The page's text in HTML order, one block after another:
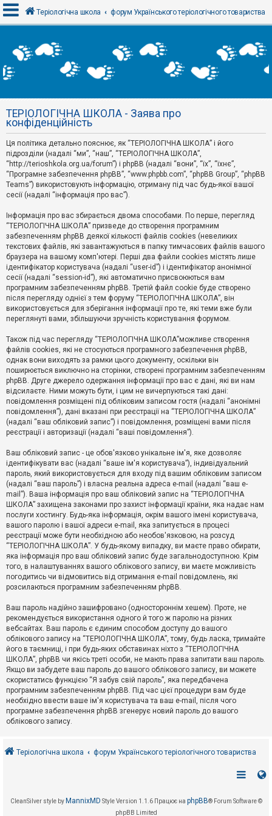
х
і
Р
е
с
т
р
а
ц
і
я
Т
е
м
и
б
е
з
в
і
д
о
і
д
е
й
А
т
и
в
е
м
и
П
о
ш
у
Д
о
м
о
г
Теріологічна школа форум Українського теріологічного товариства
ТЕРІОЛОГІЧНА ШКОЛА - Заява про
конфіденційність
Ця політика детально пояснює, як “ТЕРІОЛОГІЧНА ШКОЛА” і його
підрозділи (надалі “ми”, “наш”, “ТЕРІОЛОГІЧНА ШКОЛА”,
“http://terioshkola.org.ua/forum”) і phpBB (надалі “вони”, “їх”, “їхнє”,
“Програмне забезпечення phpBB”, “www.phpbb.com”, “phpBB Group”, “phpBB
Teams”) використовують інформацію, отриману під час будь-якої вашої
сесії (надалі “інформація про вас”).
Інформація про вас збирається двома способами. По перше, перегляд
“ТЕРІОЛОГІЧНА ШКОЛА” призведе до створення програмним
забезпеченням phpBB деякої кількості файлів cookies (невеликих
текстових файлів, які завантажуються в папку тимчасових файлів вашого
браузера на вашому комп'ютері. Перші два файли cookies містять лише
ідентифікатор користувача (надалі “user-id”) і ідентифікатор анонімної
сесії (надалі “session-id”), які автоматично присвоюються вам
програмним забезпеченням phpBB. Третій файл cookie буде створено
після перегляду однієї з тем форуму “ТЕРІОЛОГІЧНА ШКОЛА”, він
використовується для зберігання інформації про те, які теми вже були
переглянуті вами, збільшуючи зручність користування форумом.
Також під час перегляду “ТЕРІОЛОГІЧНА ШКОЛА”можливе створення
файлів cookies, які не стосуються програмного забезпечення phpBB,
однак вони виходять за рамки цього документу, оскільки він
поширюється виключно на сторінки, створені програмним забезпеченням
phpBB. Друге джерело одержання інформації про вас є дані, які ви нам
відсилаєте. Ними можуть бути, і цим не вичерпуються такі дані:
повідомлення розміщені під обліковим записом гостя (надалі “анонімні
повідомлення”), дані вказані при реєстрації на “ТЕРІОЛОГІЧНА ШКОЛА”
(надалі “ваш обліковий запис”) і повідомлення, розміщені вами після
реєстрації і авторизації (надалі “ваші повідомлення”).
Ваш обліковий запис - це обов'язково унікальне ім'я, яке дозволяє
ідентифікувати вас (надалі “ваше ім'я користувача”), індивідуальний
пароль, який використовується для входу під вашим обліковим записом
(надалі “ваш пароль”) і власна реальна адреса e-mail (надалі “ваш e-
mail”). Ваша інформація про ваш обліковий запис на “ТЕРІОЛОГІЧНА
ШКОЛА” захищена законами про захист інформації країни, яка надає нам
послуги хостингу. Будь-яка інформація, окрім вашого імені користувача,
вашого паролю і вашої адреси e-mail, яка запитується в процесі
реєстрації може бути необхідною або необов'язковою, на розсуд
“ТЕРІОЛОГІЧНА ШКОЛА”. У будь-якому випадку, ви маєте право обирати,
яка інформація про ваш обліковий запис буде загальнодоступною. Крім
того, в налаштуваннях вашого облікового запису, ви маєте можливість
погодитись чи відмовитись від отримання e-mail повідомлень, які
розсилаються програмним забезпеченням phpBB.
Ваш пароль надійно зашифровано (одностороннім хешем). Проте, не
рекомендується використання одного й того ж паролю на різних
вебсайтах. Ваш пароль є єдиним способом доступу до вашого
облікового запису на “ТЕРІОЛОГІЧНА ШКОЛА”, тому, будь ласка, тримайте
його в таємниці, і при будь-яких обставинах ніхто з “ТЕРІОЛОГІЧНА
ШКОЛА”, phpBB чи якісь треті особи, не мають права запитати ваш пароль.
Якщо ви забудете ваш пароль до вашого облікового запису, ви можете
скористатись функцією “Я забув свій пароль”, яка передбачена
програмним забезпеченням phpBB. Під час цієї процедури вам буде
необхідно ввести ваше ім'я користувача та ваш e-mail, після чого
програмне забезпечення phpBB згенерує новий пароль до вашого
облікового запису.
Теріологічна школа форум Українського теріологічного товариства
CleanSilver style by MannixMD Style Version 1.1.6 Працює на phpBB® Forum Software ©
phpBB Limited